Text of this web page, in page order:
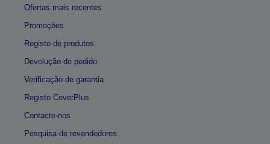
Ofertas mais recentes
Promoções
Registo de produtos
Devolução de pedido
Verificação de garantia
Registo CoverPlus
Contacte-nos
Pesquisa de revendedores